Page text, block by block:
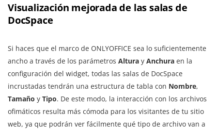
Visualización mejorada de las salas de
DocSpace
Si haces que el marco de ONLYOFFICE sea lo suficientemente
ancho a través de los parámetros Altura y Anchura en la
configuración del widget, todas las salas de DocSpace
incrustadas tendrán una estructura de tabla con Nombre,
Tamaño y Tipo. De este modo, la interacción con los archivos
ofimáticos resulta más cómoda para los visitantes de tu sitio
web, ya que podrán ver fácilmente qué tipo de archivo van a